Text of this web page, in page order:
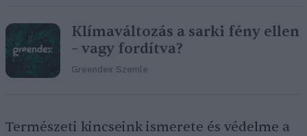
Klímaváltozás a sarki fény ellen
– vagy fordítva?
Greendex Szemle
Természeti kincseink ismerete és védelme a